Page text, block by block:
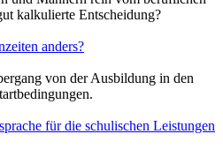
kalkulierte Entscheidung?
anders?
von der Ausbildung in den
für die schulischen Leistungen